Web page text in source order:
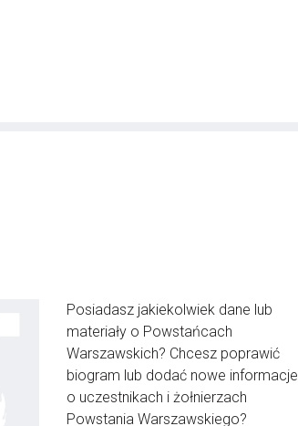
Posiadasz jakiekolwiek dane lub
materiały o Powstańcach
Warszawskich? Chcesz poprawić
biogram lub dodać nowe informacje
o uczestnikach i żołnierzach
Powstania Warszawskiego?